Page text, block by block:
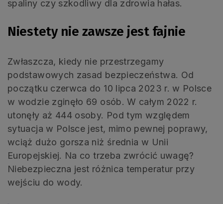
spaliny czy szkodliwy dla zdrowia hałas.
Niestety nie zawsze jest fajnie
Zwłaszcza, kiedy nie przestrzegamy
podstawowych zasad bezpieczeństwa. Od
początku czerwca do 10 lipca 2023 r. w Polsce
w wodzie zginęło 69 osób. W całym 2022 r.
utonęły aż 444 osoby. Pod tym względem
sytuacja w Polsce jest, mimo pewnej poprawy,
wciąż dużo gorsza niż średnia w Unii
Europejskiej. Na co trzeba zwrócić uwagę?
Niebezpieczna jest różnica temperatur przy
wejściu do wody.